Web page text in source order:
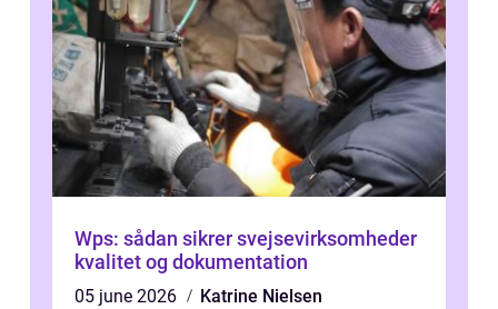
Wps: sådan sikrer svejsevirksomheder
kvalitet og dokumentation
05 june 2026
Katrine Nielsen